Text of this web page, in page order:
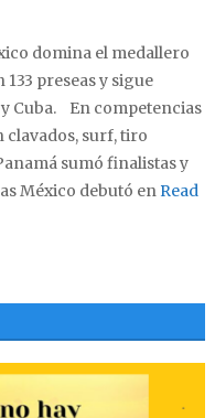
domina el medallero
preseas y sigue
Cuba. En competencias
clavados, surf, tiro
sumó finalistas y
México debutó enRead